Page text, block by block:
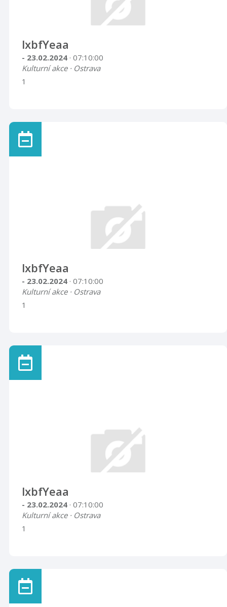
lxbfYeaa
- 23.02.2024 · 07:10:00
Kulturní akce · Ostrava
1
lxbfYeaa
- 23.02.2024 · 07:10:00
Kulturní akce · Ostrava
1
lxbfYeaa
- 23.02.2024 · 07:10:00
Kulturní akce · Ostrava
1